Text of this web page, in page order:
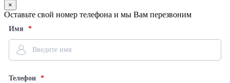
×
Оставьте свой номер телефона и мы Вам перезвоним
Имя
Телефон